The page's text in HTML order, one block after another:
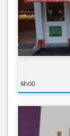
6h00